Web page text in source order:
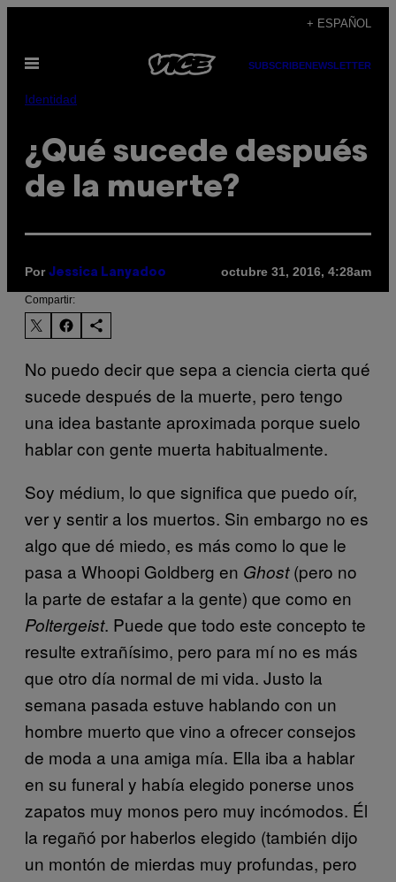
contenido
+ ESPAÑOL
Abrir
SUBSCRIBENEWSLETTER
Identidad
¿Qué sucede después
de la muerte?
Por Jessica Lanyadoo octubre 31, 2016, 4:28am
Compartir:
No puedo decir que sepa a ciencia cierta qué
sucede después de la muerte, pero tengo
una idea bastante aproximada porque suelo
hablar con gente muerta habitualmente.
Soy médium, lo que significa que puedo oír,
ver y sentir a los muertos. Sin embargo no es
algo que dé miedo, es más como lo que le
pasa a Whoopi Goldberg en Ghost(pero no
la parte de estafar a la gente) que como en
Poltergeist. Puede que todo este concepto te
resulte extrañísimo, pero para mí no es más
que otro día normal de mi vida. Justo la
semana pasada estuve hablando con un
hombre muerto que vino a ofrecer consejos
de moda a una amiga mía. Ella iba a hablar
en su funeral y había elegido ponerse unos
zapatos muy monos pero muy incómodos. Él
la regañó por haberlos elegido (también dijo
un montón de mierdas muy profundas, pero